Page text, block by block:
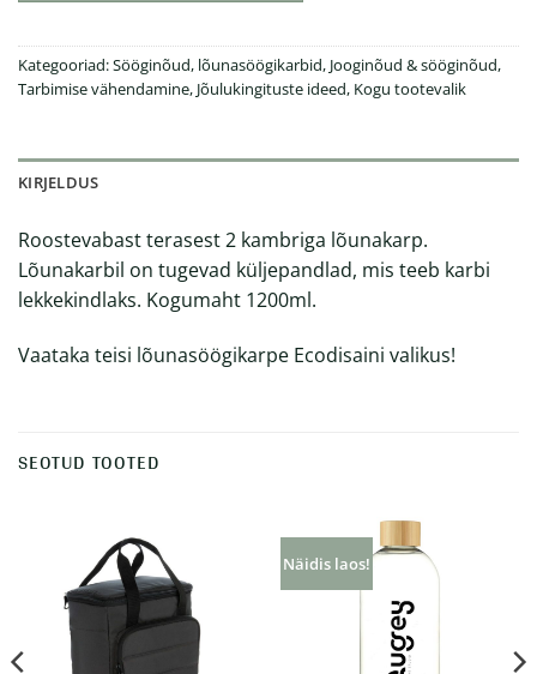
Kategooriad:Sööginõud, lõunasöögikarbid, Jooginõud & sööginõud,
Tarbimise vähendamine, Jõulukingituste ideed, Kogu tootevalik
KIRJELDUS
Roostevabast terasest 2 kambriga lõunakarp.
Lõunakarbil on tugevad küljepandlad, mis teeb karbi
lekkekindlaks. Kogumaht 1200ml.
Vaataka teisi lõunasöögikarpe Ecodisaini valikus!
SEOTUD TOOTED
Näidis laos!